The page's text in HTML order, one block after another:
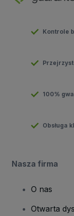
Kontrole
100%
Obsługa
Nasza firma
O nas
Otwarta